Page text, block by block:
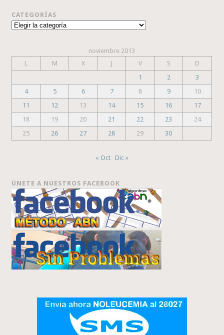
CATEGORÍAS
Categorías
noviembre 2013
L
M X J V S
D
1
2
3
4
5 6 7 8 9
10
11
12 13 14 15 16
17
18
19 20 21 22 23
24
25
26 27 28 29 30
« Oct Dic »
ÚNETE A NUESTROS FACEBOOK